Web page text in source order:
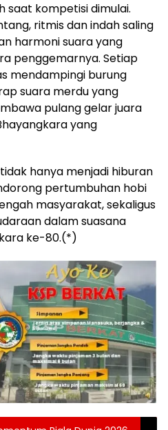
saat kompetisi dimulai.
ritmis dan indah saling
harmoni suara yang
penggemarnya. Setiap
mendampingi burung
suara merdu yang
pulang gelar juara
yang
hanya menjadi hiburan
pertumbuhan hobi
masyarakat, sekaligus
dalam suasana
ke-80.(*)